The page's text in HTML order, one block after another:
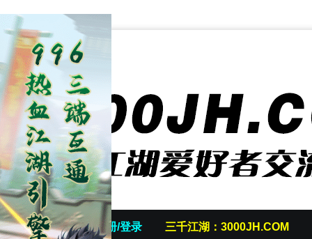
首页 发帖/注册/登录 三千江湖：3000JH.COM